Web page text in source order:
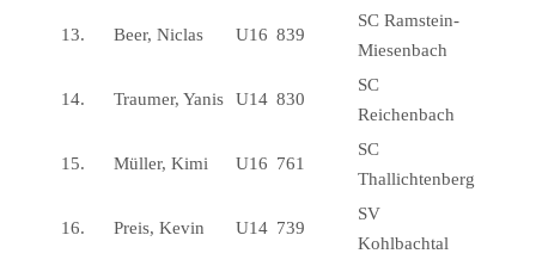
13. Beer, Niclas U16 839
SC Ramstein-
Miesenbach
14. Traumer, Yanis U14 830
SC
Reichenbach
15. Müller, Kimi U16 761
SC
Thallichtenberg
16. Preis, Kevin U14 739
SV
Kohlbachtal